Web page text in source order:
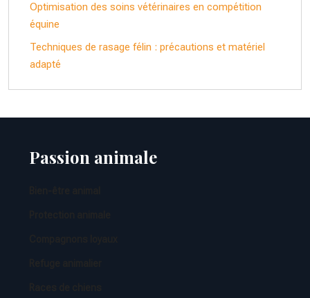
Optimisation des soins vétérinaires en compétition
équine
Techniques de rasage félin : précautions et matériel
adapté
Passion animale